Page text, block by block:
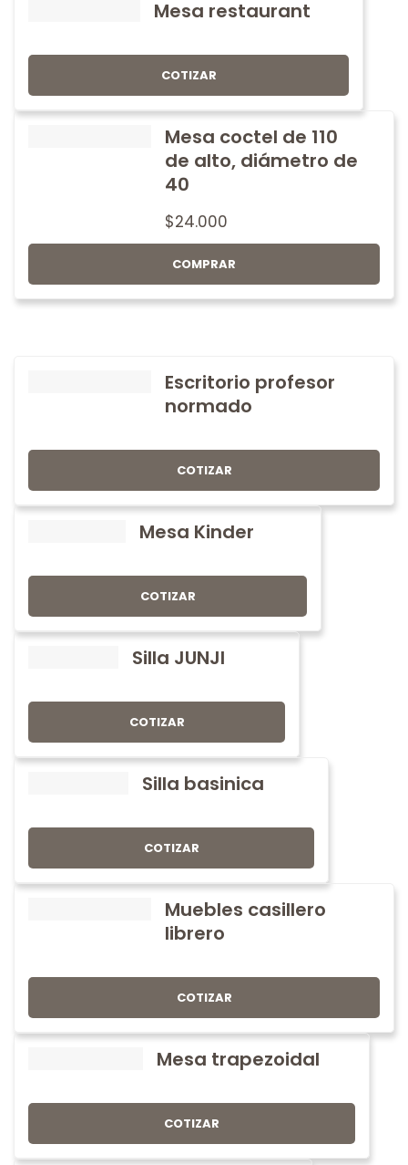
Mesa restaurant
COTIZAR
Mesa coctel de 110
de alto, diámetro de
40
$24.000
COMPRAR
Escritorio profesor
normado
COTIZAR
Mesa Kinder
COTIZAR
Silla JUNJI
COTIZAR
Silla basinica
COTIZAR
Muebles casillero
librero
COTIZAR
Mesa trapezoidal
COTIZAR